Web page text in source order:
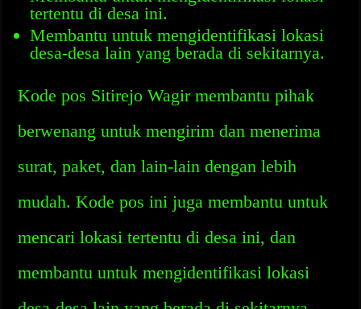
tertentu di desa ini.
Membantu untuk mengidentifikasi lokasi
desa-desa lain yang berada di sekitarnya.
Kode pos Sitirejo Wagir membantu pihak
berwenang untuk mengirim dan menerima
surat, paket, dan lain-lain dengan lebih
mudah. Kode pos ini juga membantu untuk
mencari lokasi tertentu di desa ini, dan
membantu untuk mengidentifikasi lokasi